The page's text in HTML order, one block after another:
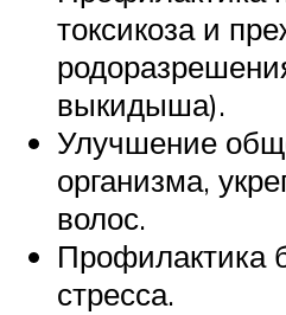
токсикоза и
выкидыша).
Улучшение
организма,
волос.
Профилактика
стресса.